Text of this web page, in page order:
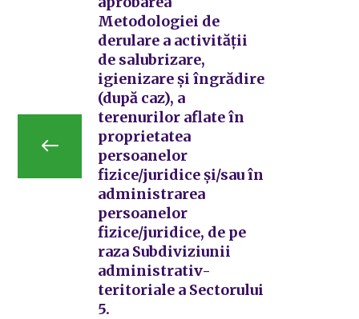
Metodologiei de
derulare a activității
de salubrizare,
igienizare și îngrădire
(după caz), a
terenurilor aflate în
proprietatea
persoanelor
fizice/juridice și/sau în
administrarea
persoanelor
fizice/juridice, de pe
raza Subdiviziunii
administrativ-
teritoriale a Sectorului
5.